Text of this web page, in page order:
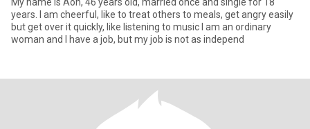
years. I am cheerful, like to treat others to meals, get angry easily
but get over it quickly, like listening to music I am an ordinary
woman and I have a job, but my job is not as independ